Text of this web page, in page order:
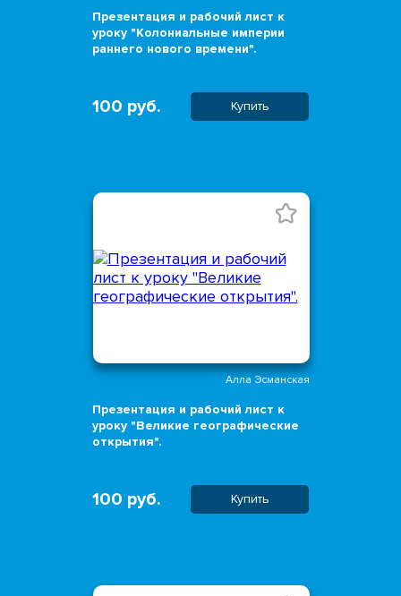
Презентация и рабочий лист к
уроку "Колониальные империи
раннего нового времени".
100 руб. Купить
Алла Эсманская
Презентация и рабочий лист к
уроку "Великие географические
открытия".
100 руб. Купить